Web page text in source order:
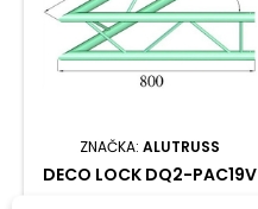
ZNAČKA: ALUTRUSS
DECO LOCK DQ2-PAC19V